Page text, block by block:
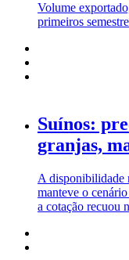
Volume
primeiros
Suínos:
granjas,
A disponibilidade
manteve o
a cotação recuou